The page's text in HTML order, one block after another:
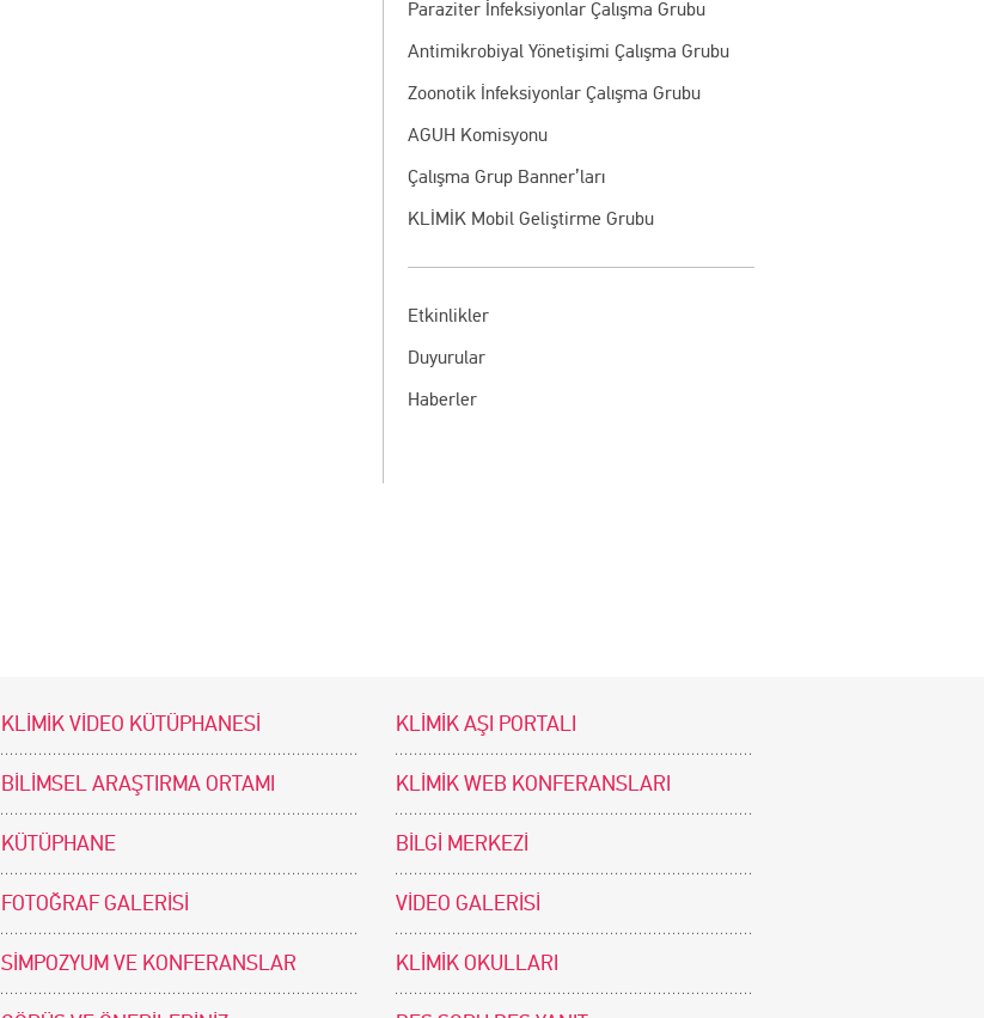
Paraziter İnfeksiyonlar Çalışma Grubu
Antimikrobiyal Yönetişimi Çalışma Grubu
Zoonotik İnfeksiyonlar Çalışma Grubu
AGUH Komisyonu
Çalışma Grup Banner’ları
KLİMİK Mobil Geliştirme Grubu
Etkinlikler
Duyurular
Haberler
KLİMİK VİDEO KÜTÜPHANESİ KLİMİK AŞI PORTALI
BİLİMSEL ARAŞTIRMA ORTAMI KLİMİK WEB KONFERANSLARI
KÜTÜPHANE BİLGİ MERKEZİ
FOTOĞRAF GALERİSİ VİDEO GALERİSİ
SİMPOZYUM VE KONFERANSLAR KLİMİK OKULLARI